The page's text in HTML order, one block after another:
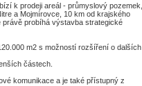
k prodeji areál - průmyslový pozemek,
a Mojmírovce, 10 km od krajského
právě probíhá výstavba strategické
m2 s možností rozšíření o dalších
částech.
komunikace a je také přístupný z